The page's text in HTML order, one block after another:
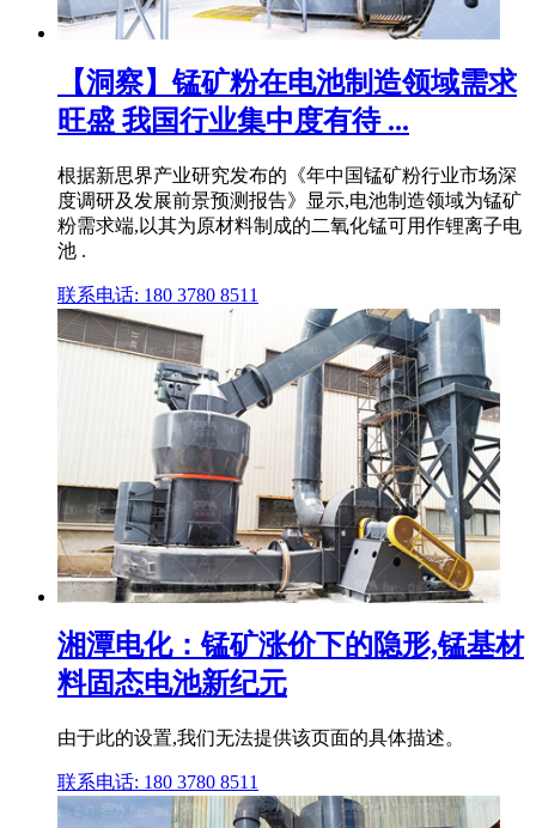
【洞察】锰矿粉在电池制造领域需求
旺盛 我国行业集中度有待 ...
根据新思界产业研究发布的《年中国锰矿粉行业市场深
度调研及发展前景预测报告》显示,电池制造领域为锰矿
粉需求端,以其为原材料制成的二氧化锰可用作锂离子电
池 .
联系电话: 180 3780 8511
湘潭电化：锰矿涨价下的隐形,锰基材
料固态电池新纪元
由于此的设置,我们无法提供该页面的具体描述。
联系电话: 180 3780 8511